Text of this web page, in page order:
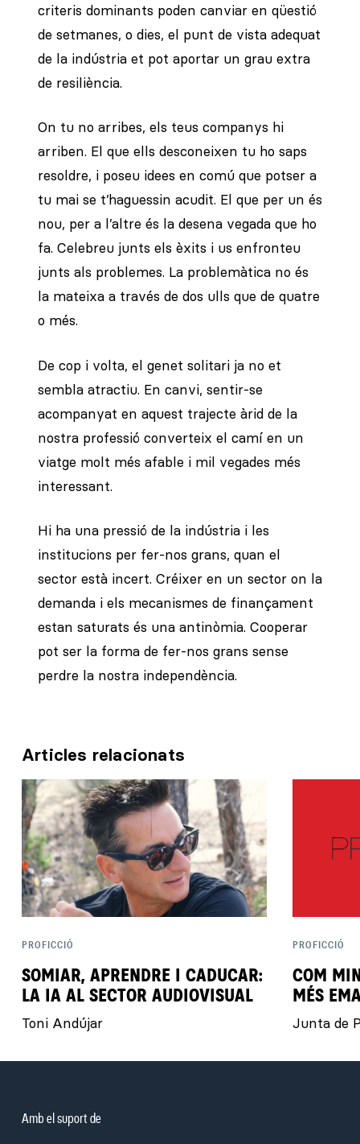
criteris dominants poden canviar en qüestió
de setmanes, o dies, el punt de vista adequat
de la indústria et pot aportar un grau extra
de resiliència.
On tu no arribes, els teus companys hi
arriben. El que ells desconeixen tu ho saps
resoldre, i poseu idees en comú que potser a
tu mai se t’haguessin acudit. El que per un és
nou, per a l’altre és la desena vegada que ho
fa. Celebreu junts els èxits i us enfronteu
junts als problemes. La problemàtica no és
la mateixa a través de dos ulls que de quatre
o més.
De cop i volta, el genet solitari ja no et
sembla atractiu. En canvi, sentir-se
acompanyat en aquest trajecte àrid de la
nostra professió converteix el camí en un
viatge molt més afable i mil vegades més
interessant.
Hi ha una pressió de la indústria i les
institucions per fer-nos grans, quan el
sector està incert. Créixer en un sector on la
demanda i els mecanismes de finançament
estan saturats és una antinòmia. Cooperar
pot ser la forma de fer-nos grans sense
perdre la nostra independència.
Articles relacionats
PROFICCIÓ
SOMIAR, APRENDRE I CADUCAR:
LA IA AL SECTOR AUDIOVISUAL
Toni Andújar
PROFICCIÓ
COM
MÉS
Junta de
Amb el suport de